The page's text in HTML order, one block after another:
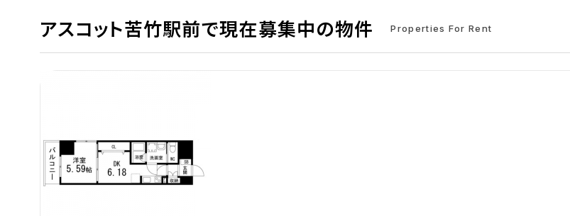
アスコット苦竹駅前で現在募集中の物件 Properties For Rent